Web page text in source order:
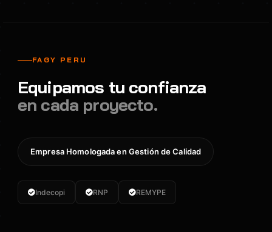
FAGY PERU
Equipamos tu confianza
en cada proyecto.
Empresa Homologada en Gestión de Calidad
Indecopi RNP REMYPE